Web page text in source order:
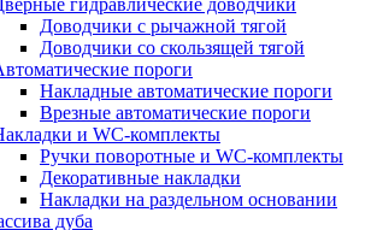
Доводчики с рычажной тягой
Доводчики со скользящей тягой
пороги
Накладные автоматические пороги
Врезные автоматические пороги
и WC-комплекты
Ручки поворотные и WC-комплекты
Декоративные накладки
Накладки на раздельном основании
дуба